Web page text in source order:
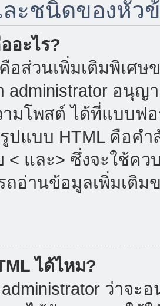
ะชนิดของหัว
อะไร?
อส่วนเพิ่มเติมพิเศ
administrator อนุ
มโพสต์ ได้ที่แบบฟ
ปแบบ HTML คือคำ
< และ> ซึ่งจะใช้ค
อ่านข้อมูลเพิ่มเติม
ได้ไหม?
ว่าจะ